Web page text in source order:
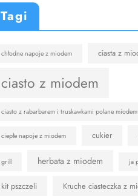
Tagi
chłodne napoje z miodem ciasta z
ciasto z miodem
ciasto z rabarbarem i truskawkami polane miodem
ciepłe napoje z miodem cukier
grill herbata z miodem ja
kit pszczeli Kruche ciasteczka z